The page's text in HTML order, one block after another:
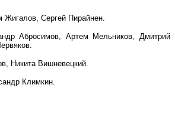
Жигалов, Сергей Пирайнен.
Абросимов, Артем Мельников, Дмитрий
Никита Вишневецкий.
Климкин.